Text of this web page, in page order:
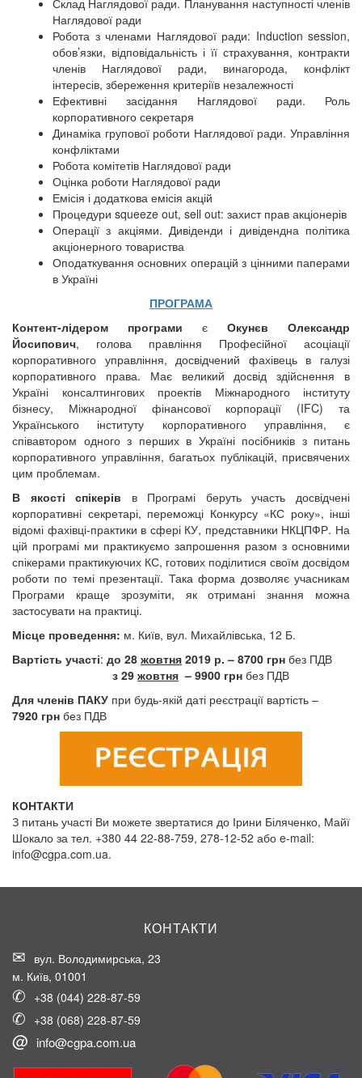
Наглядової ради
Робота з членами Наглядової ради: Induction session,
обов’язки, відповідальність і її страхування, контракти
членів Наглядової ради, винагорода, конфлікт
інтересів, збереження критеріїв незалежності
Ефективні засідання Наглядової ради. Роль
корпоративного секретаря
Динаміка групової роботи Наглядової ради. Управління
конфліктами
Робота комітетів Наглядової ради
Оцінка роботи Наглядової ради
Емісія і додаткова емісія акцій
Процедури squeeze out, sell out: захист прав акціонерів
Операції з акціями. Дивіденди і дивідендна політика
акціонерного товариства
Оподаткування основних операцій з цінними паперами
в Україні
ПРОГРАМА
Контент-лідером програми є Окунєв Олександр
Йосипович, голова правління Професійної асоціації
корпоративного управління, досвідчений фахівець в галузі
корпоративного права. Має великий досвід здійснення в
Україні консалтингових проектів Міжнародного інституту
бізнесу, Міжнародної фінансової корпорації (IFC) та
Українського інституту корпоративного управління, є
співавтором одного з перших в Україні посібників з питань
корпоративного управління, багатьох публікацій, присвячених
цим проблемам.
В якості спікерів в Програмі беруть участь досвідчені
корпоративні секретарі, переможці Конкурсу «КС року», інші
відомі фахівці-практики в сфері КУ, представники НКЦПФР. На
цій програмі ми практикуємо запрошення разом з основними
спікерами практикуючих КС, готових поділитися своїм досвідом
роботи по темі презентації. Така форма дозволяє учасникам
Програми краще зрозуміти, як отримані знання можна
застосувати на практиці.
Місце проведення: м. Київ, вул. Михайлівська, 12 Б.
Вартість участі: до 28 жовтня 2019 р. – 8700 грн без ПДВ
з 29 жовтня – 9900 грн без ПДВ
Для членів ПАКУ при будь-якій даті реєстрації вартість –
7920 грн без ПДВ
КОНТАКТИ
З питань участі Ви можете звертатися до Ірини Біляченко, Майї
Шокало за тел. +380 44 22-88-759, 278-12-52 або e-mail:
info@cgpa.com.ua.
КОНТАКТИ
вул. Володимирська, 23
м. Київ, 01001
+38 (044) 228-87-59
+38 (068) 228-87-59
info@cgpa.com.ua